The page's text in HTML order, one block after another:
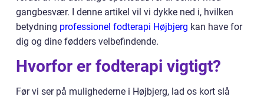
gangbesvær. I denne artikel vil vi dykke ned i, hvilken
betydning professionel fodterapi Højbjerg kan have for
dig og dine fødders velbefindende.
Hvorfor er fodterapi vigtigt?
Før vi ser på mulighederne i Højbjerg, lad os kort slå